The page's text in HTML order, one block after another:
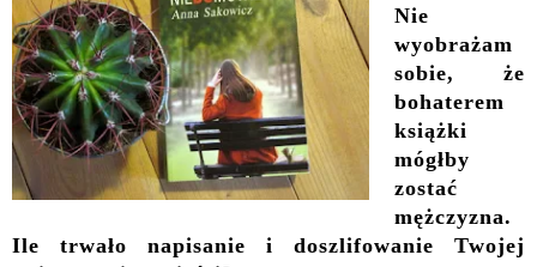
Nie
wyobrażam
sobie, że
bohaterem
książki
mógłby
zostać
mężczyzna.
Ile trwało napisanie i doszlifowanie Twojej